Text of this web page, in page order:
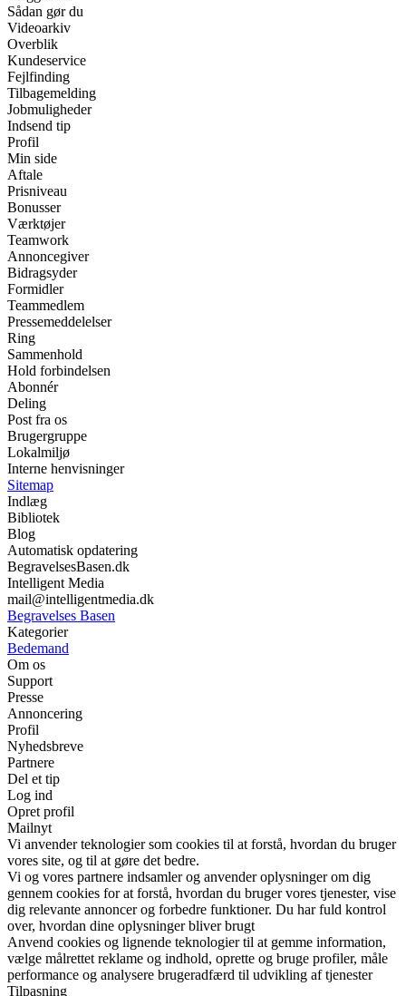
Sådan gør du
Videoarkiv
Overblik
Kundeservice
Fejlfinding
Tilbagemelding
Jobmuligheder
Indsend tip
Profil
Min side
Aftale
Prisniveau
Bonusser
Værktøjer
Teamwork
Annoncegiver
Bidragsyder
Formidler
Teammedlem
Pressemeddelelser
Ring
Sammenhold
Hold forbindelsen
Abonnér
Deling
Post fra os
Brugergruppe
Lokalmiljø
Interne henvisninger
Sitemap
Indlæg
Bibliotek
Blog
Automatisk opdatering
BegravelsesBasen.dk
Intelligent Media
mail@intelligentmedia.dk
Begravelses Basen
Kategorier
Bedemand
Om os
Support
Presse
Annoncering
Profil
Nyhedsbreve
Partnere
Del et tip
Log ind
Opret profil
Mailnyt
Vi anvender teknologier som cookies til at forstå, hvordan du bruger
vores site, og til at gøre det bedre.
Vi og vores partnere indsamler og anvender oplysninger om dig
gennem cookies for at forstå, hvordan du bruger vores tjenester, vise
dig relevante annoncer og forbedre funktioner. Du har fuld kontrol
over, hvordan dine oplysninger bliver brugt
Anvend cookies og lignende teknologier til at gemme information,
vælge målrettet reklame og indhold, oprette og bruge profiler, måle
performance og analysere brugeradfærd til udvikling af tjenester
Tilpasning